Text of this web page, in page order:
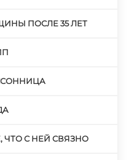
ПОСЛЕ 35 ЛЕТ
ЧТО С НЕЙ СВЯЗНО